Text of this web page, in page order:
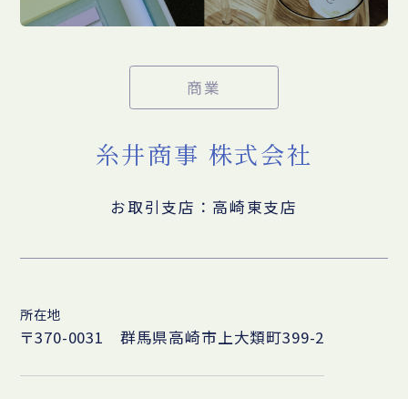
商業
糸井商事 株式会社
お取引支店：高崎東支店
所在地
〒370-0031 群馬県高崎市上大類町399-2